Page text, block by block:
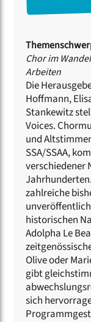
Chor im Wandel
Arbeiten
Die
Hoffmann,
Stankewitz
Voices.
und
SSA/SSAA,
verschiedener
zahlreiche
historischen
Adolpha Le
Olive oder
gibt
sich